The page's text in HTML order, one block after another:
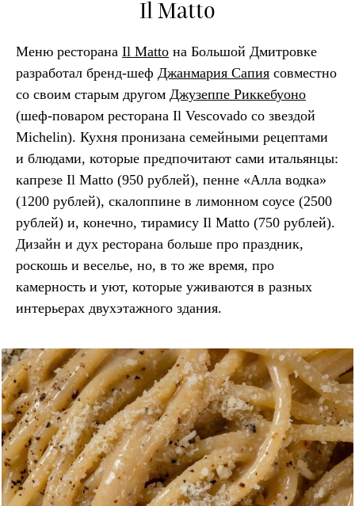
Il Matto
Меню ресторана Il Matto на Большой Дмитровке
разработал бренд-шеф Джанмария Сапия совместно
со своим старым другом Джузеппе Риккебуоно
(шеф-поваром ресторана Il Vescovado со звездой
Michelin). Кухня пронизана семейными рецептами
и блюдами, которые предпочитают сами итальянцы:
капрезе Il Matto (950 рублей), пенне «Алла водка»
(1200 рублей), скалоппине в лимонном соусе (2500
рублей) и, конечно, тирамису Il Matto (750 рублей).
Дизайн и дух ресторана больше про праздник,
роскошь и веселье, но, в то же время, про
камерность и уют, которые уживаются в разных
интерьерах двухэтажного здания.